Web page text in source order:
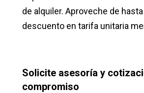
de alquiler. Aproveche de
descuento en tarifa unitaria
Solicite asesoría y
compromiso